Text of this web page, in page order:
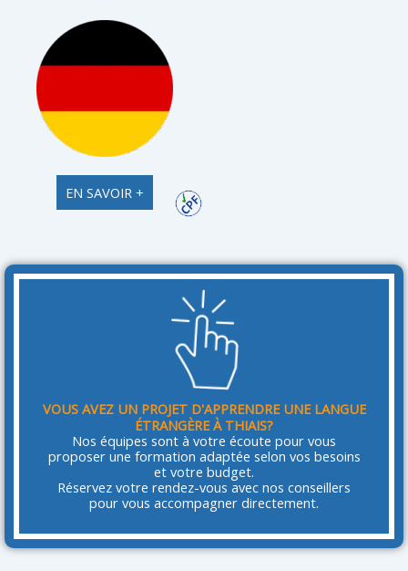
EN SAVOIR +
VOUS AVEZ UN PROJET D'APPRENDRE UNE LANGUE
ÉTRANGÈRE À THIAIS?
Nos équipes sont à votre écoute pour vous
proposer une formation adaptée selon vos besoins
et votre budget.
Réservez votre rendez-vous avec nos conseillers
pour vous accompagner directement.